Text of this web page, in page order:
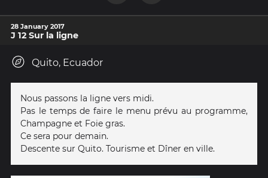
28 January 2017
J 12 Sur la ligne
Quito, Ecuador
Nous passons la ligne vers midi.
Pas le temps de faire le menu prévu au programme,
Champagne et Foie gras.
Ce sera pour demain.
Descente sur Quito. Tourisme et Dîner en ville.